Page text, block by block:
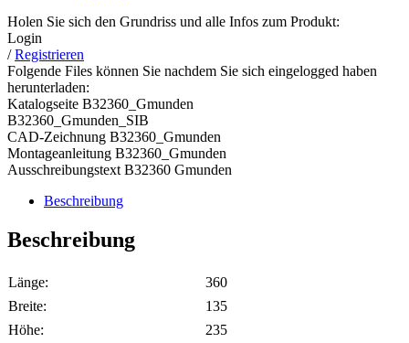
Holen Sie sich den Grundriss und alle Infos zum Produkt:
Login
/Registrieren
Folgende Files können Sie nachdem Sie sich eingelogged haben
herunterladen:
Katalogseite B32360_Gmunden
B32360_Gmunden_SIB
CAD-Zeichnung B32360_Gmunden
Montageanleitung B32360_Gmunden
Ausschreibungstext B32360 Gmunden
Beschreibung
Beschreibung
Länge:
360
Breite:
135
Höhe:
235